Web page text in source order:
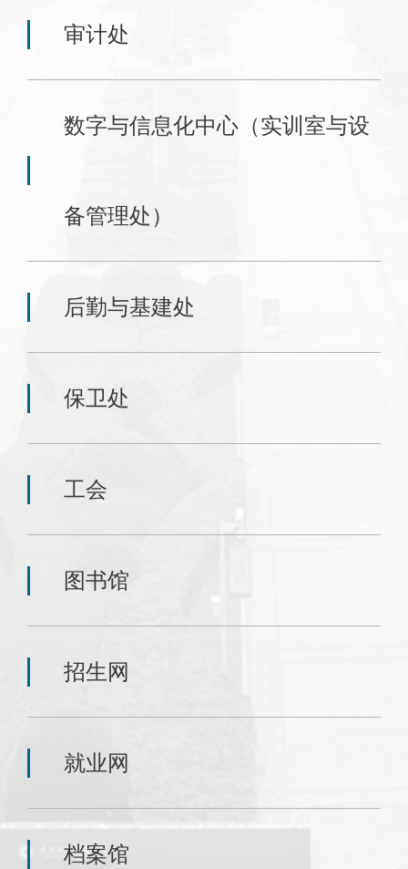
审计处
数字与信息化中心（实训室与设
备管理处）
后勤与基建处
保卫处
工会
图书馆
招生网
就业网
档案馆